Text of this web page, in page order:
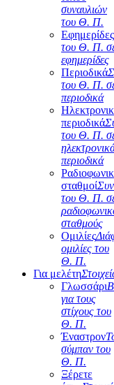
συναυλιών
του Θ. Π.
Εφημερίδες
του Θ. Π.
εφημερίδες
Περιοδικά
του Θ. Π.
περιοδικά
περιοδικά
του Θ. Π.
περιοδικά
σταθμοί
του Θ. Π.
σταθμούς
Ομιλίες
ομιλίες του
Θ. Π.
Για μελέτη
Γλωσσάρι
για τους
στίχους του
Θ. Π.
Έναστρον
σύμπαν του
Θ. Π.
Ξέρετε